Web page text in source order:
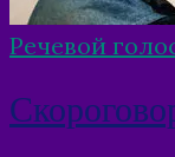
Речевой